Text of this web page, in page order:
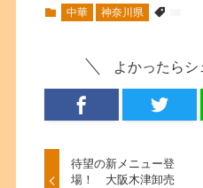
中華 神奈川県
よかったらシ
待望の新メニュー登
場！ 大阪木津卸売